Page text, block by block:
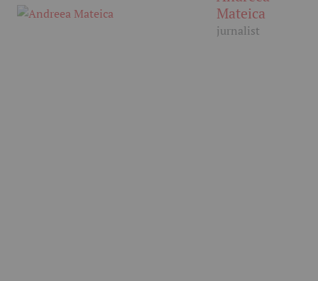
Mateica
jurnalist